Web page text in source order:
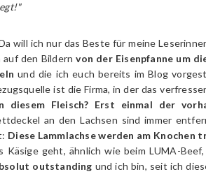
will ich nur das Beste für meine
auf den Bildernvon der Eisenpfanne um
und die ich euch bereits im Blog
ist die Firma, in der das
diesem Fleisch? Erst einmal der
an den Lachsen sind immer
Diese Lammlachse werden am Knochen
Käsige geht, ähnlich wie beim LUMA-
outstanding und ich bin, seit ich